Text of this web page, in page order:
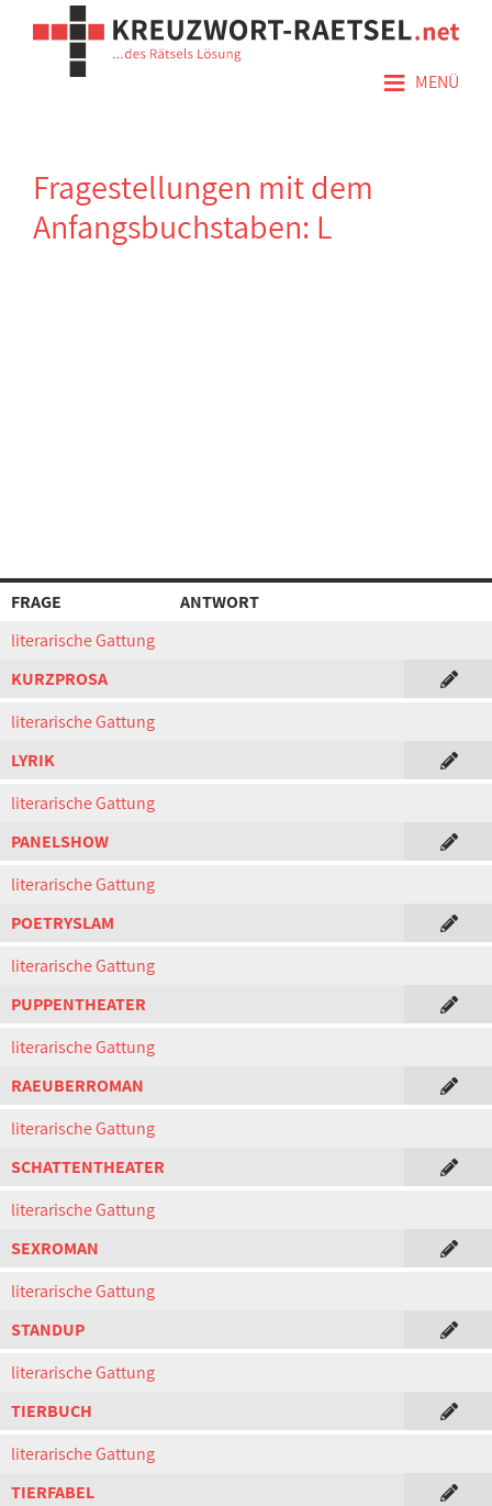
≡ MENÜ
Fragestellungen mit dem
Anfangsbuchstaben: L
FRAGE
ANTWORT
literarische Gattung
KURZPROSA
literarische Gattung
LYRIK
literarische Gattung
PANELSHOW
literarische Gattung
POETRYSLAM
literarische Gattung
PUPPENTHEATER
literarische Gattung
RAEUBERROMAN
literarische Gattung
SCHATTENTHEATER
literarische Gattung
SEXROMAN
literarische Gattung
STANDUP
literarische Gattung
TIERBUCH
literarische Gattung
TIERFABEL